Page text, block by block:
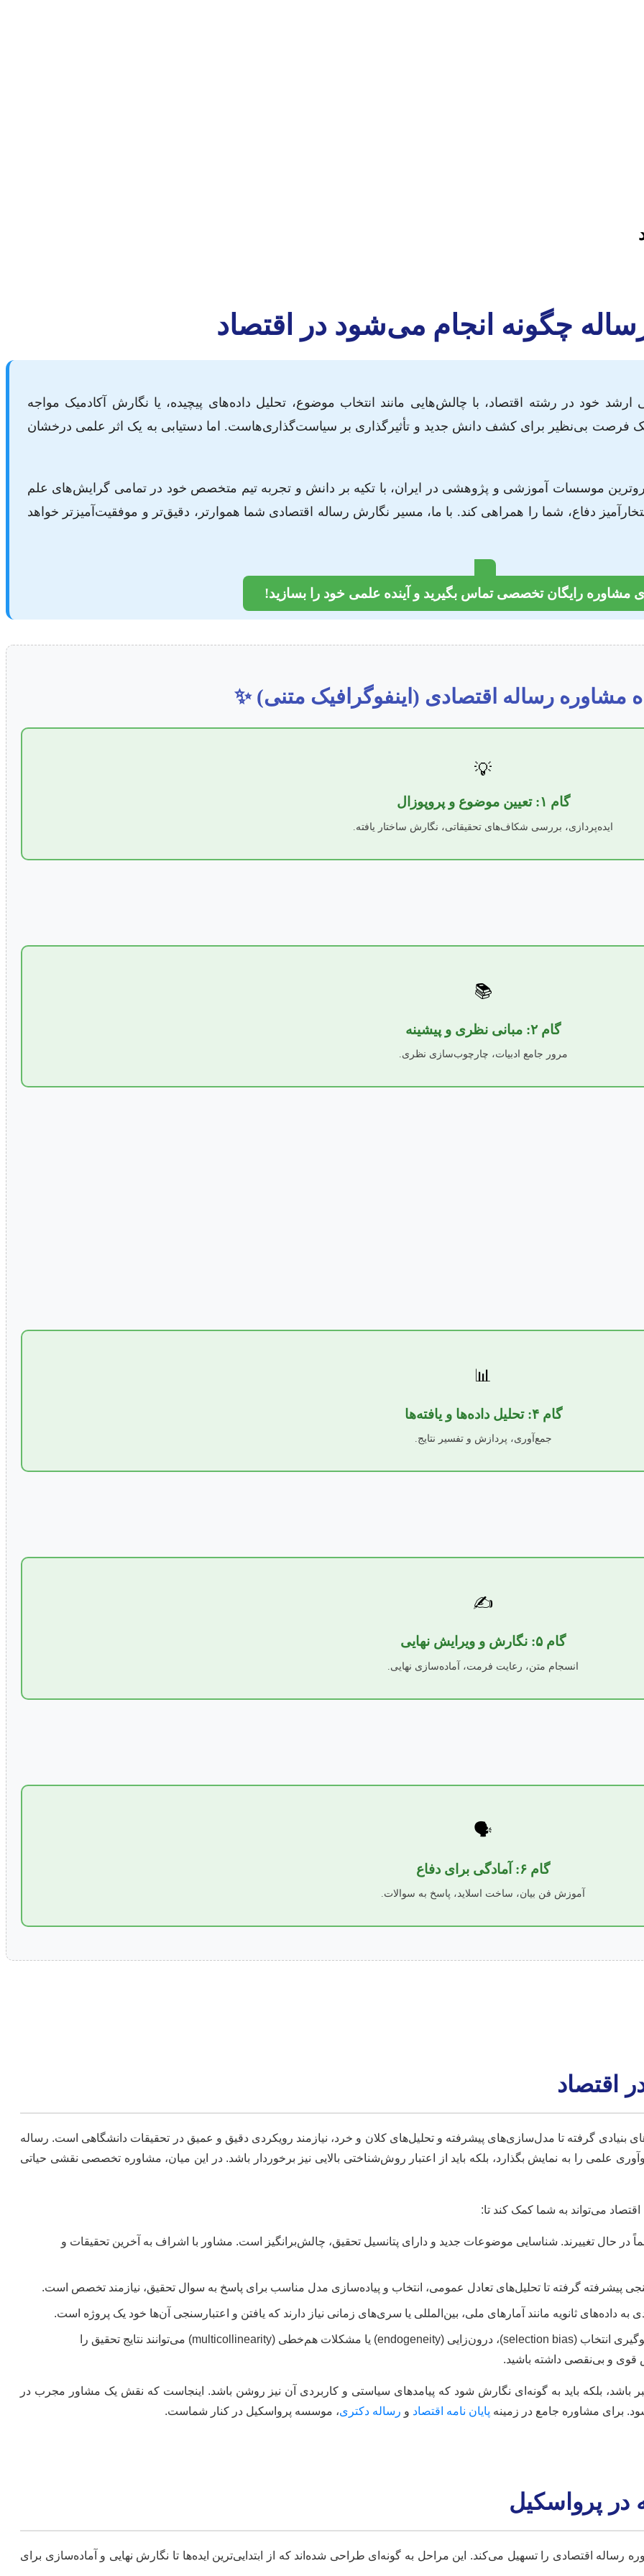
چگونه انجام می‌شود در اقتصاد
ارشد خود در رشته اقتصاد، با چالش‌هایی مانند انتخاب موضوع، تحلیل داده‌های پیچیده، یا نگارش آکادمیک مواجه
یک فرصت بی‌نظیر برای کشف دانش جدید و تأثیرگذاری بر سیاست‌گذاری‌هاست. اما دستیابی به یک اثر علمی درخشان
موسسات آموزشی و پژوهشی در ایران، با تکیه بر دانش و تجربه تیم متخصص خود در تمامی گرایش‌های علم
دفاع، شما را همراهی کند. با ما، مسیر نگارش رساله اقتصادی شما هموارتر، دقیق‌تر و موفقیت‌آمیزتر خواهد
مشاوره رایگان تخصصی تماس بگیرید و آینده علمی خود را بسازید!
مشاوره رساله اقتصادی (اینفوگرافیک متنی) ✨
💡
گام ۱: تعیین موضوع و پروپوزال
ایده‌پردازی، بررسی شکاف‌های تحقیقاتی، نگارش ساختار یافته.
📚
گام ۲: مبانی نظری و پیشینه
مرور جامع ادبیات، چارچوب‌سازی نظری.
📊
گام ۴: تحلیل داده‌ها و یافته‌ها
جمع‌آوری، پردازش و تفسیر نتایج.
✍️
گام ۵: نگارش و ویرایش نهایی
انسجام متن، رعایت فرمت، آماده‌سازی نهایی.
🗣️
گام ۶: آمادگی برای دفاع
آموزش فن بیان، ساخت اسلاید، پاسخ به سوالات.
اقتصاد
بنیادی گرفته تا مدل‌سازی‌های پیشرفته و تحلیل‌های کلان و خرد، نیازمند رویکردی دقیق و عمیق در تحقیقات دانشگاهی است. رساله
علمی را به نمایش بگذارد، بلکه باید از اعتبار روش‌شناختی بالایی نیز برخوردار باشد. در این میان، مشاوره تخصصی نقشی حیاتی
می‌تواند به شما کمک کند تا:
در حال تغییرند. شناسایی موضوعات جدید و دارای پتانسیل تحقیق، چالش‌برانگیز است. مشاور با اشراف به آخرین تحقیقات و
پیشرفته گرفته تا تحلیل‌های تعادل عمومی، انتخاب و پیاده‌سازی مدل مناسب برای پاسخ به سوال تحقیق، نیازمند تخصص است.
به داده‌های ثانویه مانند آمارهای ملی، بین‌المللی یا سری‌های زمانی نیاز دارند که یافتن و اعتبارسنجی آن‌ها خود یک پروژه است.
خطاهایی مانند سوگیری انتخاب (selection bias)، درون‌زایی (endogeneity) یا مشکلات هم‌خطی (multicollinearity) می‌توانند نتایج تحقیق را
و بی‌نقصی داشته باشید.
باشد، بلکه باید به گونه‌ای نگارش شود که پیامدهای سیاستی و کاربردی آن نیز روشن باشد. اینجاست که نقش یک مشاور مجرب در
برای مشاوره جامع در زمینه پایان نامه اقتصاد و رساله دکتری، موسسه پرواسکیل در کنار شماست.
در پرواسکیل
رساله اقتصادی را تسهیل می‌کند. این مراحل به گونه‌ای طراحی شده‌اند که از ابتدایی‌ترین ایده‌ها تا نگارش نهایی و آماده‌سازی برای